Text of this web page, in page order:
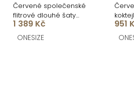
Červené společenské
flitrové dlouhé šaty
HENTARI
1 389 Kč
ONESIZE
951